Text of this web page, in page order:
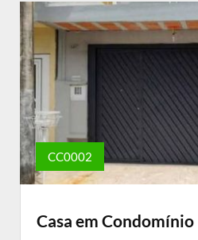
CC0002
Casa em Condomínio